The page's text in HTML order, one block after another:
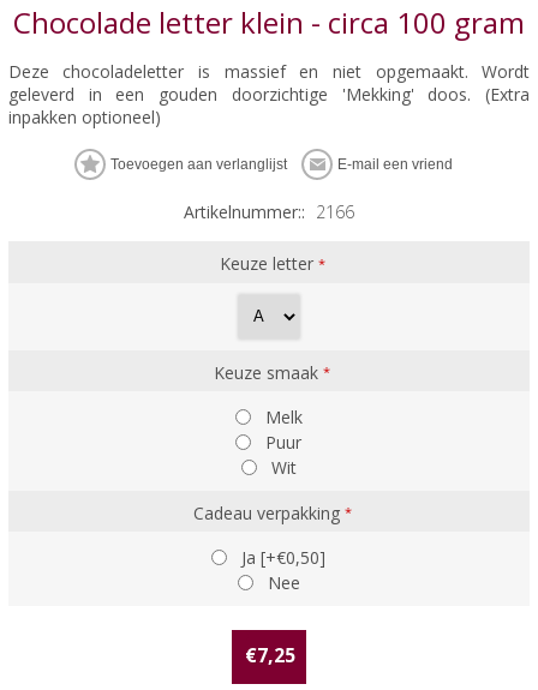
Chocolade letter klein - circa 100 gram
Deze chocoladeletter is massief en niet opgemaakt. Wordt
geleverd in een gouden doorzichtige 'Mekking' doos. (Extra
inpakken optioneel)
Artikelnummer:: 2166
Keuze letter *
Keuze smaak*
Melk
Puur
Wit
Cadeau verpakking *
Ja [+€0,50]
Nee
€7,25